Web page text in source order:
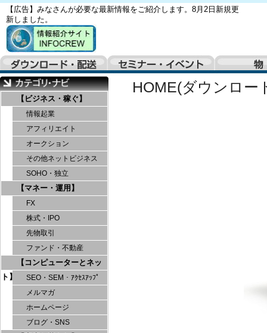
【広告】みなさんが必要な最新情報をご紹介します。8月2日新規更
新しました。
【ビジネス・稼ぐ】
情報起業
アフィリエイト
オークション
その他ネットビジネス
SOHO・独立
【マネー・運用】
FX
株式・IPO
先物取引
ファンド・不動産
【コンピューターとネッ
ト】
SEO・SEM・ｱｸｾｽｱｯﾌﾟ
メルマガ
ホームページ
ブログ・SNS
HOME(ダウンロー